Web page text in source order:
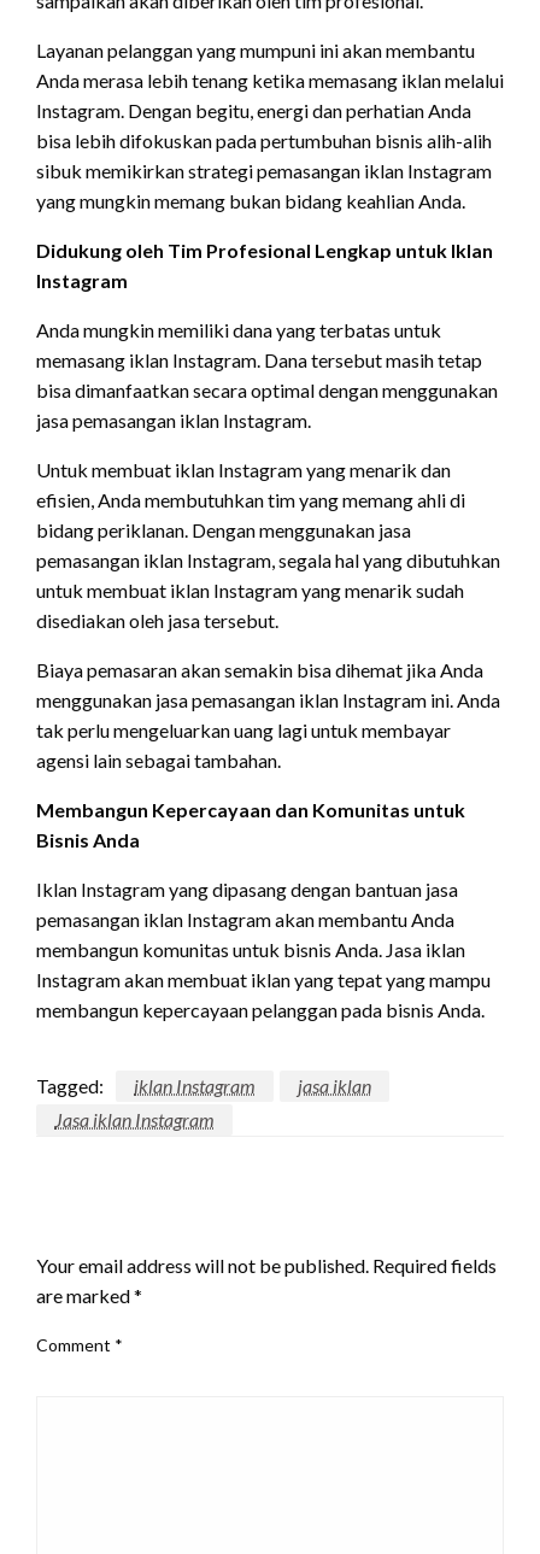
Layanan pelanggan yang mumpuni ini akan membantu
Anda merasa lebih tenang ketika memasang iklan melalui
Instagram. Dengan begitu, energi dan perhatian Anda
bisa lebih difokuskan pada pertumbuhan bisnis alih-alih
sibuk memikirkan strategi pemasangan iklan Instagram
yang mungkin memang bukan bidang keahlian Anda.
Didukung oleh Tim Profesional Lengkap untuk Iklan
Instagram
Anda mungkin memiliki dana yang terbatas untuk
memasang iklan Instagram. Dana tersebut masih tetap
bisa dimanfaatkan secara optimal dengan menggunakan
jasa pemasangan iklan Instagram.
Untuk membuat iklan Instagram yang menarik dan
efisien, Anda membutuhkan tim yang memang ahli di
bidang periklanan. Dengan menggunakan jasa
pemasangan iklan Instagram, segala hal yang dibutuhkan
untuk membuat iklan Instagram yang menarik sudah
disediakan oleh jasa tersebut.
Biaya pemasaran akan semakin bisa dihemat jika Anda
menggunakan jasa pemasangan iklan Instagram ini. Anda
tak perlu mengeluarkan uang lagi untuk membayar
agensi lain sebagai tambahan.
Membangun Kepercayaan dan Komunitas untuk
Bisnis Anda
Iklan Instagram yang dipasang dengan bantuan jasa
pemasangan iklan Instagram akan membantu Anda
membangun komunitas untuk bisnis Anda. Jasa iklan
Instagram akan membuat iklan yang tepat yang mampu
membangun kepercayaan pelanggan pada bisnis Anda.
Tagged: iklan Instagram
jasa iklan
Jasa iklan Instagram
Your email address will not be published. Required fields
are marked*
Comment *